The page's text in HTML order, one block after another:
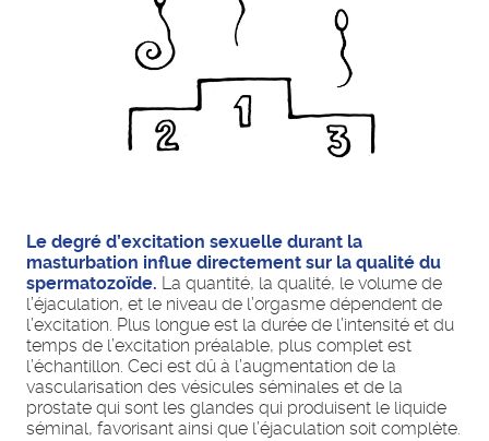
Le degré d’excitation sexuelle durant la
masturbation influe directement sur la qualité du
spermatozoïde. La quantité, la qualité, le volume de
l’éjaculation, et le niveau de l’orgasme dépendent de
l’excitation. Plus longue est la durée de l’intensité et du
temps de l’excitation préalable, plus complet est
l’échantillon. Ceci est dû à l’augmentation de la
vascularisation des vésicules séminales et de la
prostate qui sont les glandes qui produisent le liquide
séminal, favorisant ainsi que l’éjaculation soit complète.